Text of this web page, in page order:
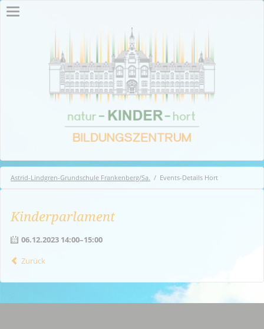
Astrid-Lindgren-Grundschule Frankenberg/Sa. Events-Details Hort
Kinderparlament
06.12.2023 14:00–15:00
Zurück